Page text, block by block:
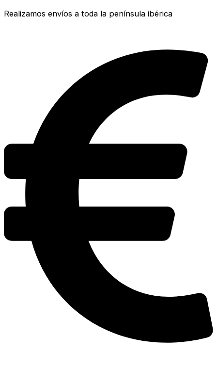
Realizamos envíos a toda la península ibérica